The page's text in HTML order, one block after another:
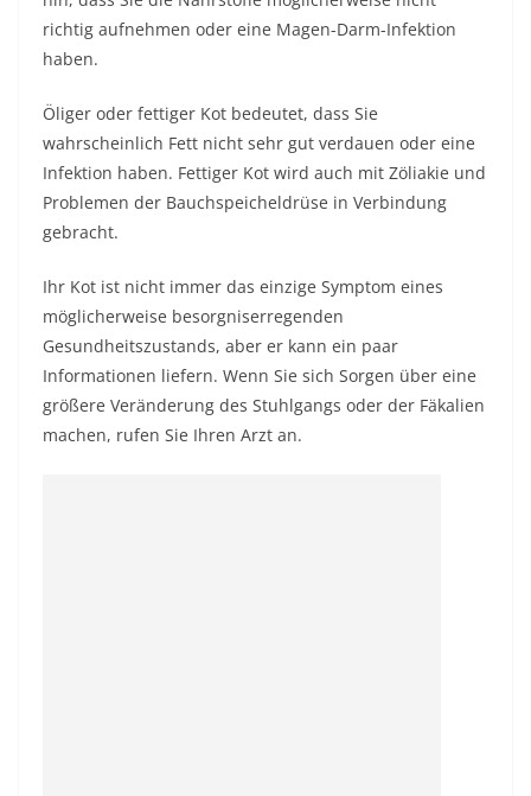
richtig aufnehmen oder eine Magen-Darm-Infektion
haben.
Öliger oder fettiger Kot bedeutet, dass Sie
wahrscheinlich Fett nicht sehr gut verdauen oder eine
Infektion haben. Fettiger Kot wird auch mit Zöliakie und
Problemen der Bauchspeicheldrüse in Verbindung
gebracht.
Ihr Kot ist nicht immer das einzige Symptom eines
möglicherweise besorgniserregenden
Gesundheitszustands, aber er kann ein paar
Informationen liefern. Wenn Sie sich Sorgen über eine
größere Veränderung des Stuhlgangs oder der Fäkalien
machen, rufen Sie Ihren Arzt an.